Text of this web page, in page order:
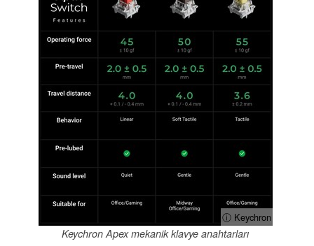
ⓘ Keychron
Keychron Apex mekanik klavye anahtarları